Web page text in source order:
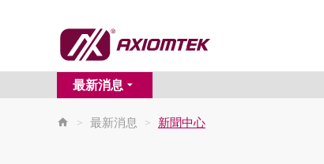
最新消息
> 最新消息 > 新聞中心